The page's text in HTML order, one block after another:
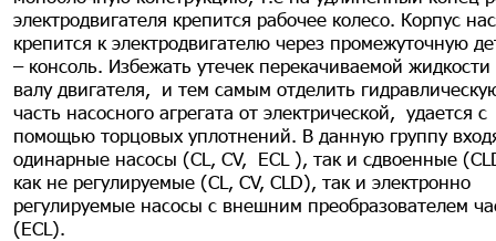
электродвигателя крепится рабочее колесо. Корпус
крепится к электродвигателю через промежуточную
– консоль. Избежать утечек перекачиваемой жидкости
валу двигателя, и тем самым отделить
часть насосного агрегата от электрической, удается с
помощью торцовых уплотнений. В данную группу
одинарные насосы (CL, CV, ECL ), так и сдвоенные
как не регулируемые (CL, CV, CLD), так и электронно
регулируемые насосы с внешним преобразователем
(ECL).